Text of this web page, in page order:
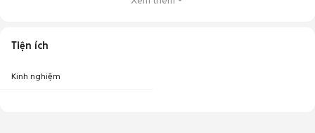
Tiện ích
Kinh nghiệm